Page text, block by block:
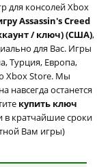
для консолей Xbox
Assassin's Creed
/ ключ) (США),
для Вас. Игры
Турция, Европа,
Xbox Store. Мы
навсегда останется
купить ключ
в кратчайшие сроки
Вам игры)